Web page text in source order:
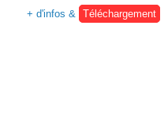
+ d'infos & Téléchargement